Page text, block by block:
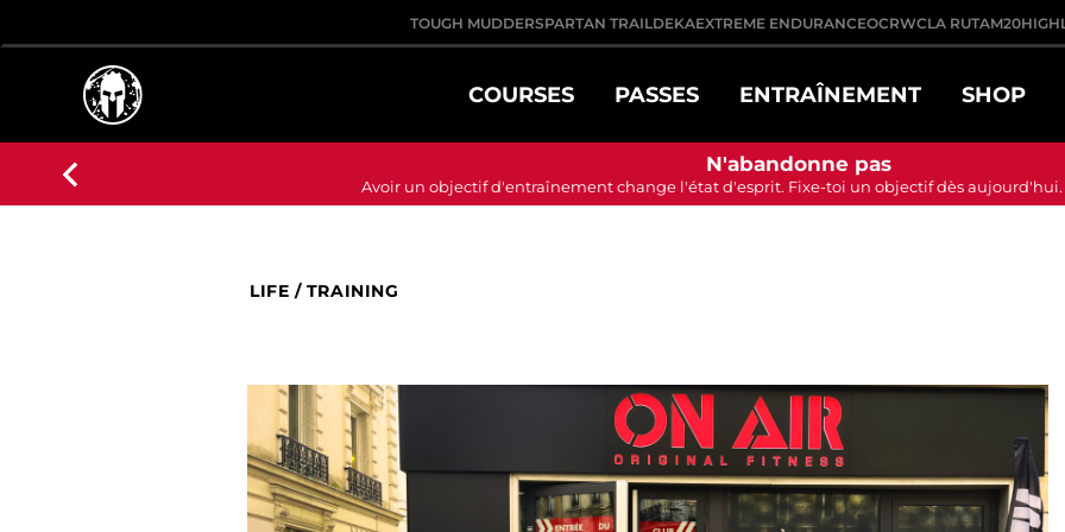
TOUGH MUDDERSPARTAN TRAILDEKAEXTREME ENDURANCEOCRWCLA RUTAM20
COURSES PASSES ENTRAÎNEMENT SHOP
N'abandonne pas
Avoir un objectif d'entraînement change l'état d'esprit. Fixe-toi un objectif dès aujourd'hui.
LIFE / TRAINING